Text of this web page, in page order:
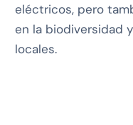
eléctricos, pero
en la biodiversidad
locales.